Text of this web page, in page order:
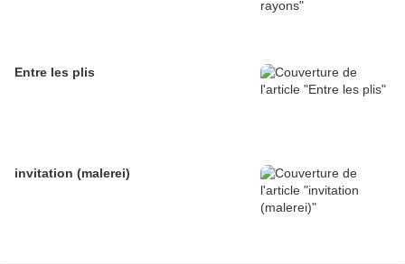
Entre les plis
invitation (malerei)